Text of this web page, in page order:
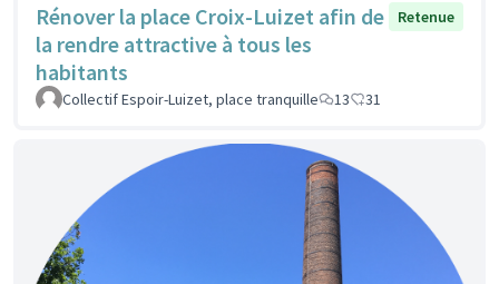
Rénover la place Croix-Luizet afin de
la rendre attractive à tous les
habitants
Retenue
Collectif Espoir-Luizet, place tranquille 13 31